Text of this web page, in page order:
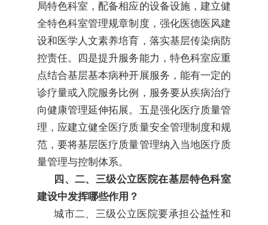
局特色科室，配备相应的设备设施，建立健
全特色科室管理规章制度，强化医德医风建
设和医学人文素养培育，落实基层传染病防
控责任。四是提升服务能力，特色科室应重
点结合基层基本病种开展服务，能有一定的
诊疗量或入院服务比例，服务要从疾病治疗
向健康管理延伸拓展。五是强化医疗质量管
理，应建立健全医疗质量安全管理制度和规
范，要将基层医疗质量管理纳入当地医疗质
量管理与控制体系。
四、二、三级公立医院在基层特色科室
建设中发挥哪些作用？
城市二、三级公立医院要承担公益性和